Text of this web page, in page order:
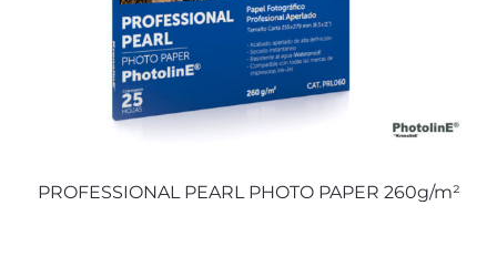
PROFESSIONAL PEARL PHOTO PAPER 260g/m²